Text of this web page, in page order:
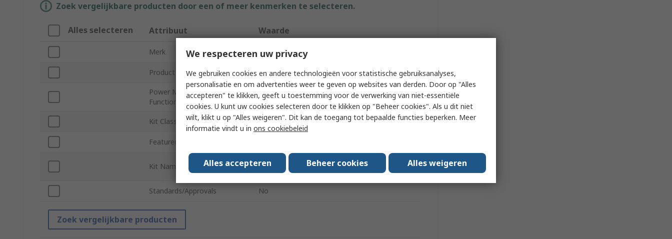
Zoek vergelijkbare producten door een of meer kenmerken te selecteren.
Alles selecteren Attribuut Waarde
Merk STMicroelectronics
Product Type Evaluation Board
Power Management
Function
Step Down Regulator
Kit Classification Evaluation Board
Featured Device
Kit Name
2 A Synchronous Step-Down Switching
Regulator
Standards/Approvals No
Zoek vergelijkbare producten
We respecteren uw privacy
We gebruiken cookies en andere technologieën voor statistische gebruiksanalyses,
personalisatie en om advertenties weer te geven op websites van derden. Door op "Alles
accepteren" te klikken, geeft u toestemming voor de verwerking van niet-essentiële
cookies. U kunt uw cookies selecteren door te klikken op "Beheer cookies". Als u dit niet
wilt, klikt u op "Alles weigeren". Dit kan de toegang tot bepaalde functies beperken. Meer
informatie vindt u in ons cookiebeleid
Alles accepteren Beheer cookies Alles weigeren